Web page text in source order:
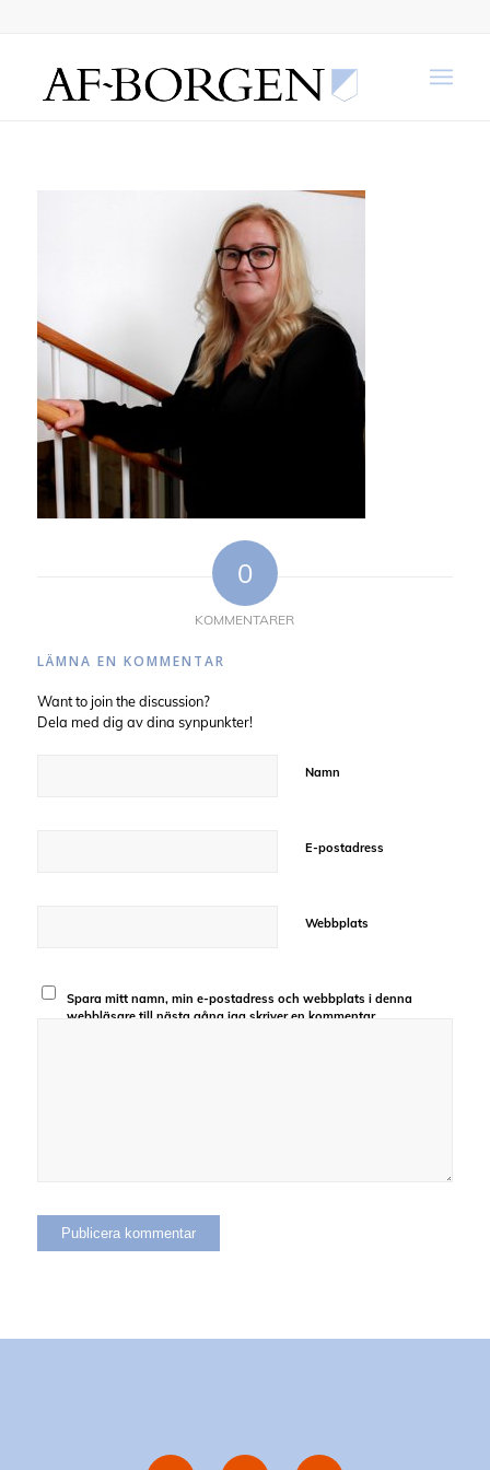
0
KOMMENTARER
LÄMNA EN KOMMENTAR
Want to join the discussion?
Dela med dig av dina synpunkter!
Namn
E-postadress
Webbplats
Spara mitt namn, min e-postadress och webbplats i denna
webbläsare till nästa gång jag skriver en kommentar.